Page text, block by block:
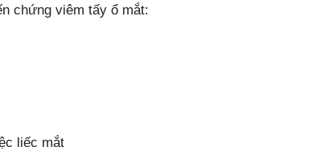
chứng viêm tấy ổ mắt:
liếc mắt